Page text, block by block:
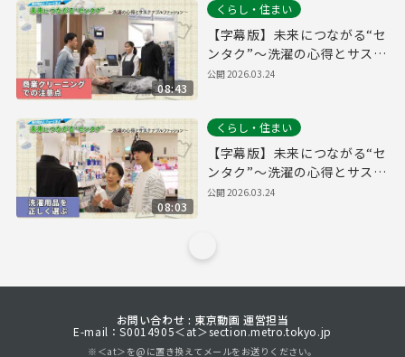
08:43
くらし・住まい
【字幕版】未来につながる“セ
ンタク”～洗濯の心得とサステ
ナブルファッション～【商業
公開2026.03.24
08:03
くらし・住まい
【字幕版】未来につながる“セ
ンタク”～洗濯の心得とサステ
ナブルファッション～【洗濯
公開2026.03.24
お問い合わせ : 東京動画 運営担当
E-mail：S0014905＜at＞section.metro.tokyo.jp
※＜at＞を@に置き換えてメールをお送りください。